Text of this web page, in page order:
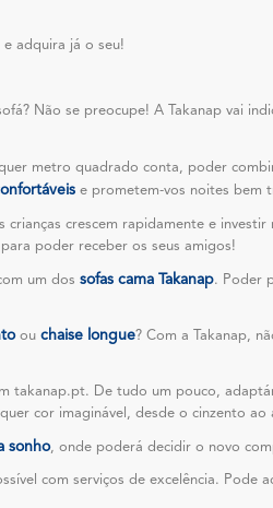
adquira já o seu!
Não se preocupe! A Takanap vai
metro quadrado conta, poder
e prometem-vos noites bem
crescem rapidamente e investir
poder receber os seus amigos!
um dos sofas cama Takanap. Poder
ou chaise longue? Com a Takanap,
De tudo um pouco,
cor imaginável, desde o cinzento ao
sonho, onde poderá decidir o novo
com serviços de excelência. Pode